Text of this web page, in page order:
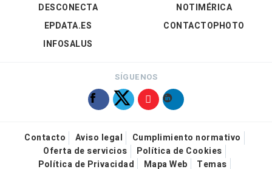
DESCONECTA
EPDATA.ES
INFOSALUS
NOTIMÉRICA
CONTACTOPHOTO
SÍGUENOS
Contacto Aviso legal
Cumplimiento normativo
Oferta de servicios
Política de Cookies
Política de Privacidad
Mapa Web Temas